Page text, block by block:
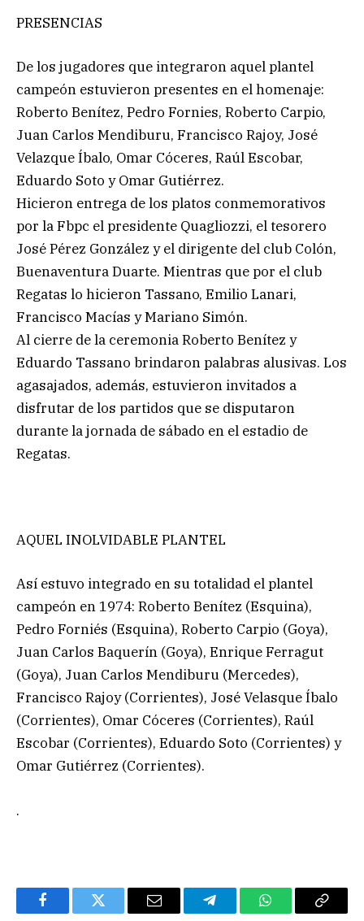
PRESENCIAS
De los jugadores que integraron aquel plantel
campeón estuvieron presentes en el homenaje:
Roberto Benítez, Pedro Fornies, Roberto Carpio,
Juan Carlos Mendiburu, Francisco Rajoy, José
Velazque Íbalo, Omar Cóceres, Raúl Escobar,
Eduardo Soto y Omar Gutiérrez.
Hicieron entrega de los platos conmemorativos
por la Fbpc el presidente Quagliozzi, el tesorero
José Pérez González y el dirigente del club Colón,
Buenaventura Duarte. Mientras que por el club
Regatas lo hicieron Tassano, Emilio Lanari,
Francisco Macías y Mariano Simón.
Al cierre de la ceremonia Roberto Benítez y
Eduardo Tassano brindaron palabras alusivas. Los
agasajados, además, estuvieron invitados a
disfrutar de los partidos que se disputaron
durante la jornada de sábado en el estadio de
Regatas.
AQUEL INOLVIDABLE PLANTEL
Así estuvo integrado en su totalidad el plantel
campeón en 1974: Roberto Benítez (Esquina),
Pedro Forniés (Esquina), Roberto Carpio (Goya),
Juan Carlos Baquerín (Goya), Enrique Ferragut
(Goya), Juan Carlos Mendiburu (Mercedes),
Francisco Rajoy (Corrientes), José Velasque Íbalo
(Corrientes), Omar Cóceres (Corrientes), Raúl
Escobar (Corrientes), Eduardo Soto (Corrientes) y
Omar Gutiérrez (Corrientes).
.
FacebookTwitter Email TelegramWhatsAppCopy